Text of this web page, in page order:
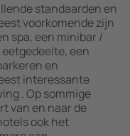
standaarden en
voorkomende zijn
spa, een minibar /
een
en
interessante
. Op sommige
van en naar de
ook het